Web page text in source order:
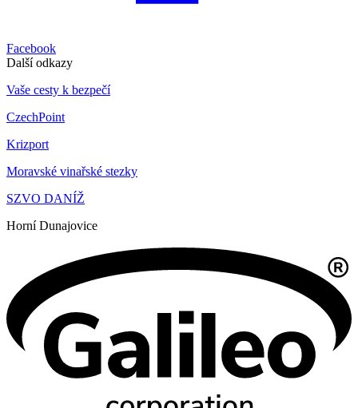
Facebook
Další odkazy
Vaše cesty k bezpečí
CzechPoint
Krizport
Moravské vinařské stezky
SZVO DANÍŽ
Horní Dunajovice